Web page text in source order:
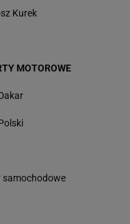
Kurek
MOTOROWE
samochodowe